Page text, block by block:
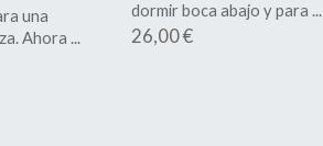
una
Ahora ...
dormir boca abajo y para ...
26,00 €